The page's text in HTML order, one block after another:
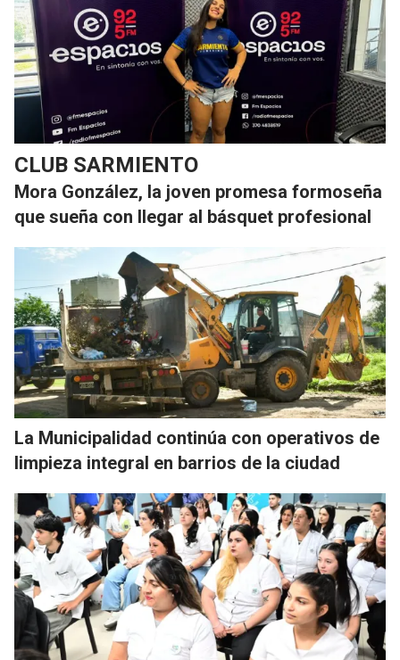
CLUB SARMIENTO
Mora González, la joven promesa formoseña
que sueña con llegar al básquet profesional
La Municipalidad continúa con operativos de
limpieza integral en barrios de la ciudad